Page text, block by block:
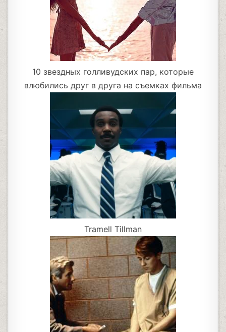
10 звездных голливудских пар, которые
влюбились друг в друга на съемках фильма
Tramell Tillman